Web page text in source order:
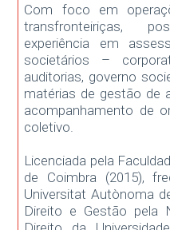
Com foco em
transfronteiriças,
experiência em
societários –
auditorias, governo
matérias de gestão de
acompanhamento de
coletivo.
Licenciada pela
de Coimbra (2015),
Universitat Autònoma
Direito e Gestão pela